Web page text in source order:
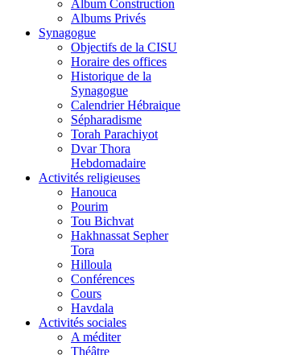
Album Construction
Albums Privés
Synagogue
Objectifs de la CISU
Horaire des offices
Historique de la
Synagogue
Calendrier Hébraique
Sépharadisme
Torah Parachiyot
Dvar Thora
Hebdomadaire
Activités religieuses
Hanouca
Pourim
Tou Bichvat
Hakhnassat Sepher
Tora
Hilloula
Conférences
Cours
Havdala
Activités sociales
A méditer
Théâtre